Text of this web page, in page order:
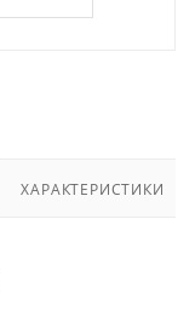
ХАРАКТЕРИСТИКИ